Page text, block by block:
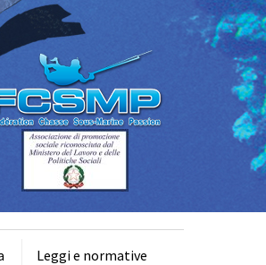
Leggi e normative